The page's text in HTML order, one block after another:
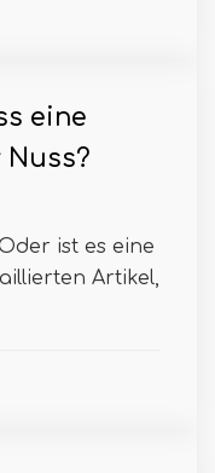
eine
ist es eine
Artikel,